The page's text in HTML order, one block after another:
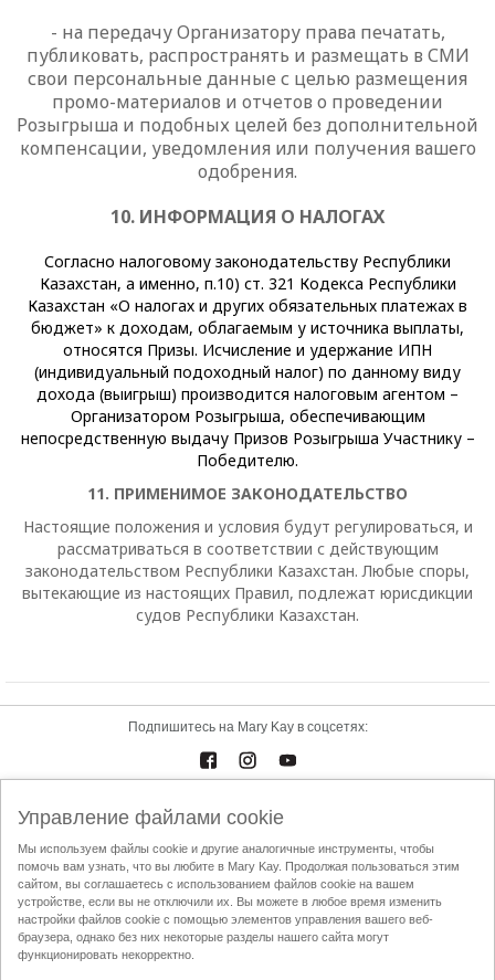
- на передачу Организатору права печатать,
публиковать, распространять и размещать в СМИ
свои персональные данные с целью размещения
промо-материалов и отчетов о проведении
Розыгрыша и подобных целей без дополнительной
компенсации, уведомления или получения вашего
одобрения.
10. ИНФОРМАЦИЯ О НАЛОГАХ
Согласно налоговому законодательству Республики
Казахстан, а именно, п.10) ст. 321 Кодекса Республики
Казахстан «О налогах и других обязательных платежах в
бюджет» к доходам, облагаемым у источника выплаты,
относятся Призы. Исчисление и удержание ИПН
(индивидуальный подоходный налог) по данному виду
дохода (выигрыш) производится налоговым агентом –
Организатором Розыгрыша, обеспечивающим
непосредственную выдачу Призов Розыгрыша Участнику –
Победителю.
11. ПРИМЕНИМОЕ ЗАКОНОДАТЕЛЬСТВО
Настоящие положения и условия будут регулироваться, и
рассматриваться в соответствии с действующим
законодательством Республики Казахстан. Любые споры,
вытекающие из настоящих Правил, подлежат юрисдикции
судов Республики Казахстан.
Подпишитесь на Mary Kay в соцсетях:
Каталоги Контакты
Условия использования Доставка и оплата
Mary Kay InTouch
Политика конфиденциальности
Найти Независимого Консультанта по красоте
Кодекс этики АППК
Управление файлами cookie
Мы используем файлы cookie и другие аналогичные инструменты, чтобы
помочь вам узнать, что вы любите в Mary Kay. Продолжая пользоваться этим
сайтом, вы соглашаетесь с использованием файлов cookie на вашем
устройстве, если вы не отключили их. Вы можете в любое время изменить
настройки файлов cookie с помощью элементов управления вашего веб-
браузера, однако без них некоторые разделы нашего сайта могут
функционировать некорректно.